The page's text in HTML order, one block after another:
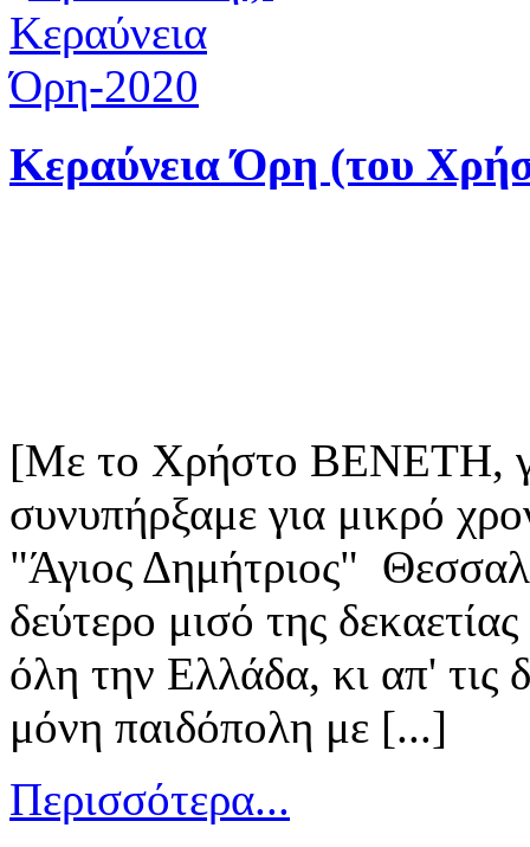
Κεραύνεια Όρη (του
[Με το Χρήστο ΒΕΝΕΤΗ,
συνυπήρξαμε για μικρό
"Άγιος Δημήτριος"
δεύτερο μισό της
όλη την Ελλάδα, κι απ' τις
μόνη παιδόπολη με [...]
Περισσότερα...